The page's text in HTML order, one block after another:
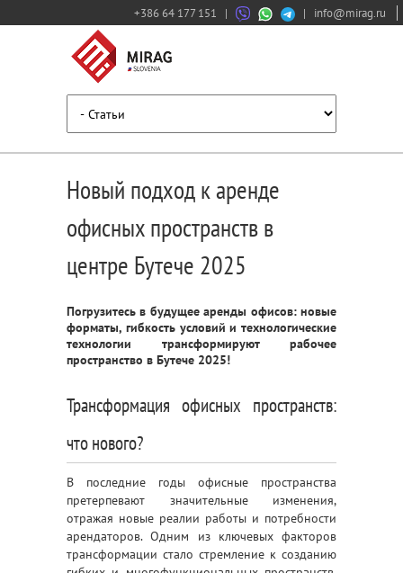
+386 64 177 151 | | info@mirag.ru
Новый подход к аренде
офисных пространств в
центре Бутече 2025
Погрузитесь в будущее аренды офисов: новые
форматы, гибкость условий и технологические
технологии трансформируют рабочее
пространство в Бутече 2025!
Трансформация офисных пространств:
что нового?
В последние годы офисные пространства
претерпевают значительные изменения,
отражая новые реалии работы и потребности
арендаторов. Одним из ключевых факторов
трансформации стало стремление к созданию